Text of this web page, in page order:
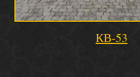
КВ-53